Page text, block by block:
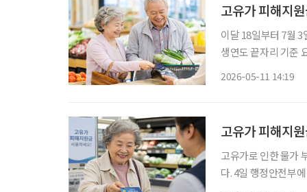
고유가 피해지
이달 18일부터 7월
생연도 끝자리 기준
2026-05-11 14:19
고유가 피해지
고유가로 인한 물가
다. 4일 행정안전부에 따르면 3일 24시 기준으로 246만6596명이 고유가 피해지원금을 신청